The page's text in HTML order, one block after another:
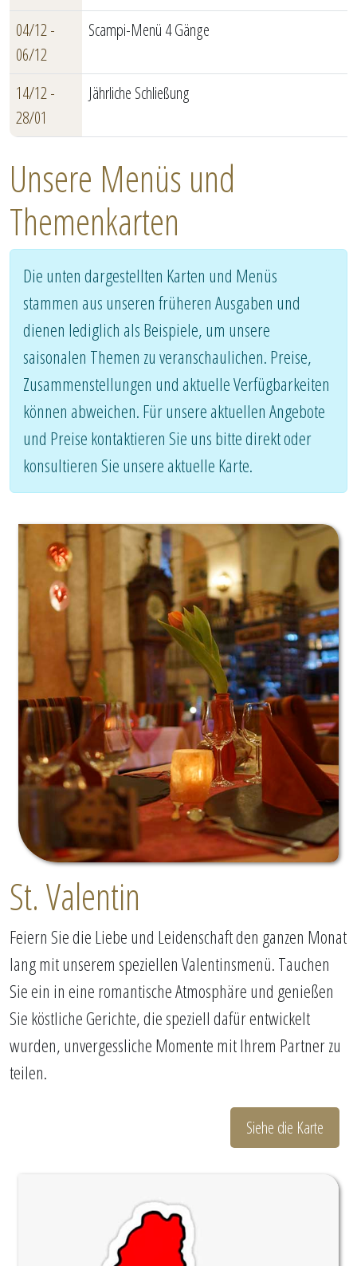
04/12 -
06/12
Scampi-Menü 4 Gänge
14/12 -
28/01
Jährliche Schließung
Unsere Menüs und
Themenkarten
Die unten dargestellten Karten und Menüs
stammen aus unseren früheren Ausgaben und
dienen lediglich als Beispiele, um unsere
saisonalen Themen zu veranschaulichen. Preise,
Zusammenstellungen und aktuelle Verfügbarkeiten
können abweichen. Für unsere aktuellen Angebote
und Preise kontaktieren Sie uns bitte direkt oder
konsultieren Sie unsere aktuelle Karte.
St. Valentin
Feiern Sie die Liebe und Leidenschaft den ganzen Monat
lang mit unserem speziellen Valentinsmenü. Tauchen
Sie ein in eine romantische Atmosphäre und genießen
Sie köstliche Gerichte, die speziell dafür entwickelt
wurden, unvergessliche Momente mit Ihrem Partner zu
teilen.
Siehe die Karte